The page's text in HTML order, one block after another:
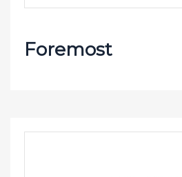
Foremost